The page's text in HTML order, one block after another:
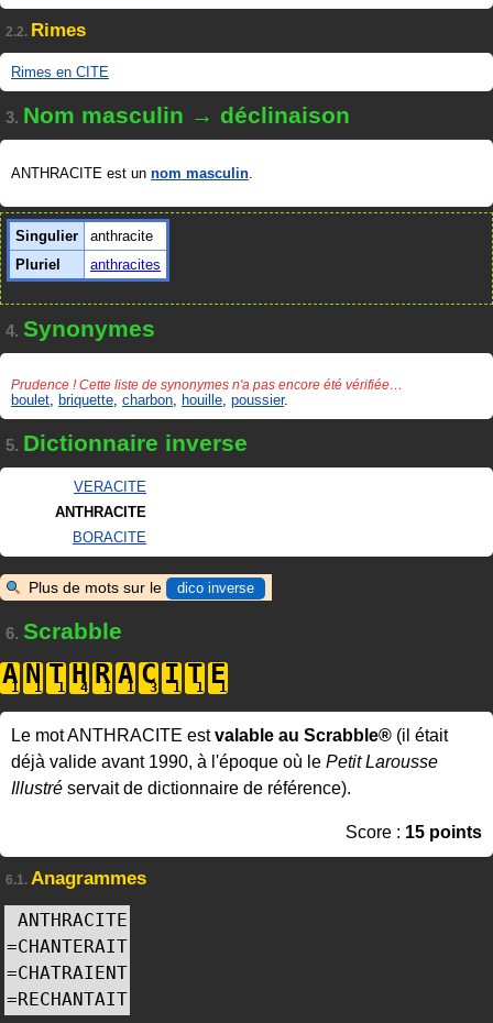
2.2. Rimes
Rimes en CITE
3. Nom masculin → déclinaison
ANTHRACITE est un nom masculin.
Singulier
anthracite
Pluriel
anthracites
4. Synonymes
Prudence ! Cette liste de synonymes n'a pas encore été vérifiée…
boulet briquette charbon houille poussier.
5. Dictionnaire inverse
VERACITE
ANTHRACITE
BORACITE
Plus de mots sur le dico inverse
6. Scrabble
A N T H R A C I T E
Le mot ANTHRACITE estvalable au Scrabble® (il était
déjà valide avant 1990, à l'époque où le Petit Larousse
Illustré servait de dictionnaire de référence).
Score : 15 points
6.1. Anagrammes
ANTHRACITE
=CHANTERAIT
=CHATRAIENT
=RECHANTAIT